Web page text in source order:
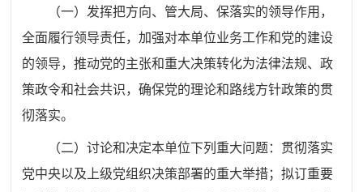
（一）发挥把方向、管大局、保落实的领导作用，
全面履行领导责任，加强对本单位业务工作和党的建设
的领导，推动党的主张和重大决策转化为法律法规、政
策政令和社会共识，确保党的理论和路线方针政策的贯
彻落实。
（二）讨论和决定本单位下列重大问题：贯彻落实
党中央以及上级党组织决策部署的重大举措；拟订重要